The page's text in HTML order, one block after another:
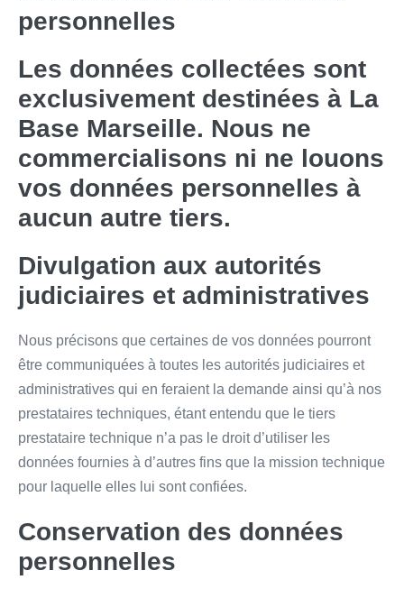
personnelles
Les données collectées sont
exclusivement destinées à La
Base Marseille. Nous ne
commercialisons ni ne louons
vos données personnelles à
aucun autre tiers.
Divulgation aux autorités
judiciaires et administratives
Nous précisons que certaines de vos données pourront
être communiquées à toutes les autorités judiciaires et
administratives qui en feraient la demande ainsi qu’à nos
prestataires techniques, étant entendu que le tiers
prestataire technique n’a pas le droit d’utiliser les
données fournies à d’autres fins que la mission technique
pour laquelle elles lui sont confiées.
Conservation des données
personnelles